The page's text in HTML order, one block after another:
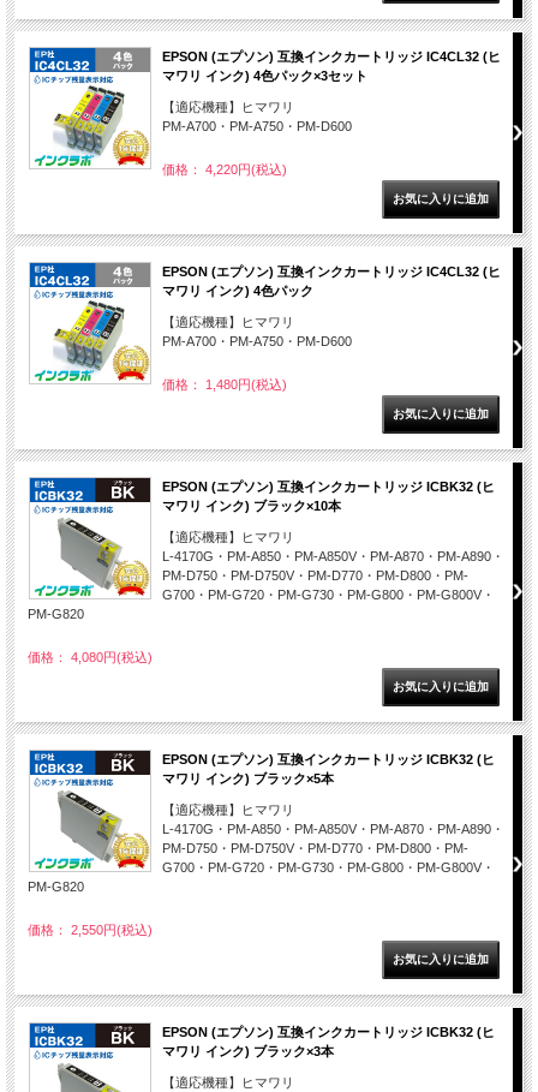
EPSON (エプソン) 互換インクカートリッジ IC4CL32 (ヒ
マワリ インク) 4色パック×3セット
【適応機種】ヒマワリ
PM-A700・PM-A750・PM-D600
価格： 4,220円(税込)
EPSON (エプソン) 互換インクカートリッジ IC4CL32 (ヒ
マワリ インク) 4色パック
【適応機種】ヒマワリ
PM-A700・PM-A750・PM-D600
価格： 1,480円(税込)
EPSON (エプソン) 互換インクカートリッジ ICBK32 (ヒ
マワリ インク) ブラック×10本
【適応機種】ヒマワリ
L-4170G・PM-A850・PM-A850V・PM-A870・PM-A890・
PM-D750・PM-D750V・PM-D770・PM-D800・PM-
G700・PM-G720・PM-G730・PM-G800・PM-G800V・
PM-G820
価格： 4,080円(税込)
EPSON (エプソン) 互換インクカートリッジ ICBK32 (ヒ
マワリ インク) ブラック×5本
【適応機種】ヒマワリ
L-4170G・PM-A850・PM-A850V・PM-A870・PM-A890・
PM-D750・PM-D750V・PM-D770・PM-D800・PM-
G700・PM-G720・PM-G730・PM-G800・PM-G800V・
PM-G820
価格： 2,550円(税込)
EPSON (エプソン) 互換インクカートリッジ ICBK32 (ヒ
マワリ インク) ブラック×3本
【適応機種】ヒマワリ